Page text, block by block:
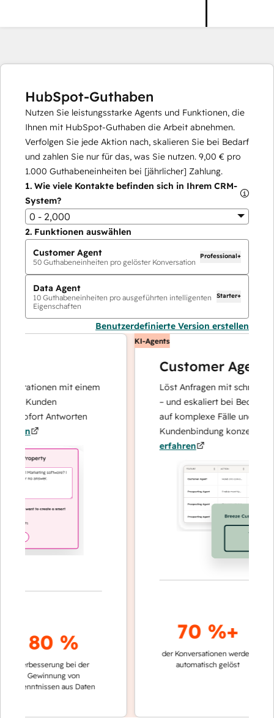
HubSpot-Guthaben
Nutzen Sie leistungsstarke Agents und Funktionen, die
Ihnen mit HubSpot-Guthaben die Arbeit abnehmen.
Verfolgen Sie jede Aktion nach, skalieren Sie bei Bedarf
und zahlen Sie nur für das, was Sie nutzen. 9,00 € pro
1.000 Guthabeneinheiten bei [jährlicher] Zahlung.
1. Wie viele Kontakte befinden sich in Ihrem CRM-
System?
0 - 2,000
2. Funktionen auswählen
Customer Agent
50 Guthabeneinheiten pro gelöster Konversation
Professional+
Data Agent
10 Guthabeneinheiten pro ausgeführten intelligenten
Eigenschaften
Starter+
Benutzerdefinierte Version erstellen
mit einem
Kunden
sofort Antworten
80 %
Verbesserung bei der
Gewinnung von
aus Daten
KI-Agents
Customer Agent
Löst Anfragen mit schnellen,
– und eskaliert bei Bedarf,
auf komplexe Fälle und den
Kundenbindung konzentrieren
erfahren
70 %+
der Konversationen werden
automatisch gelöst